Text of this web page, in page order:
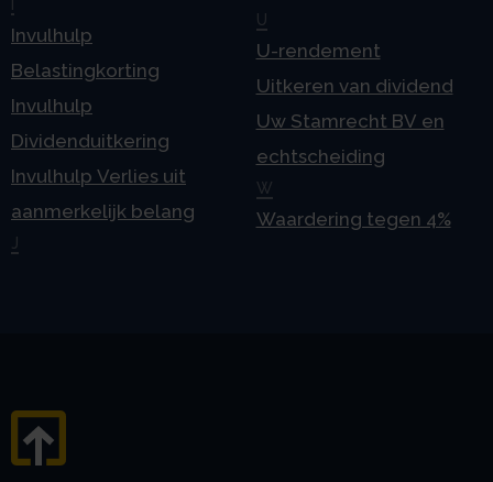
Invulhulp
Belastingkorting
Invulhulp
Dividenduitkering
Invulhulp Verlies uit
aanmerkelijk belang
U
U-rendement
Uitkeren van dividend
Uw Stamrecht BV en
echtscheiding
W
Waardering tegen 4%